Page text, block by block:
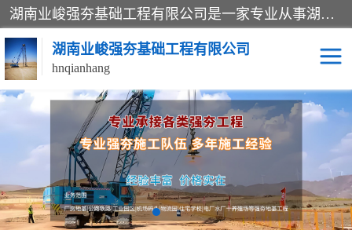
湖南业峻强夯基础工程有限公司是一家专业从事湖南强夯基础工程、强夯机租赁，地基处理的施工单位。业务覆盖：湖南、广东，江西等地。可承接1000KN.m-25000KN.m强夯（置换）工程。公司创始人是国内较早期从事强夯施工的建设者，经过多年的一步一个脚印的发展，在行业内具有较高的度和良好的口碑。
湖南业峻强夯基础工程有限公司
hnqianhang
强夯施工案例 强夯机租赁
强夯施工工程 强夯施工队伍
强夯队伍